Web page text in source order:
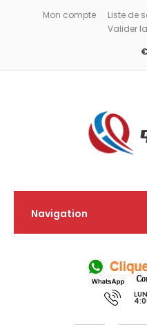
Mon compte Liste de
Valider
€
Navigation